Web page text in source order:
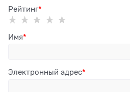
Рейтинг
Имя
Электронный адрес